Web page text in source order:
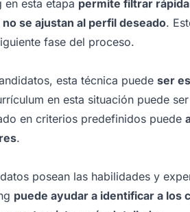
esta etapa permite filtrar
se ajustan al perfil deseado.
fase del proceso.
esta técnica puede ser
en esta situación puede
en criterios predefinidos puede
.
posean las habilidades y
puede ayudar a identificar a los